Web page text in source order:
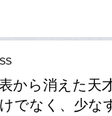
から消えた天
でなく、少